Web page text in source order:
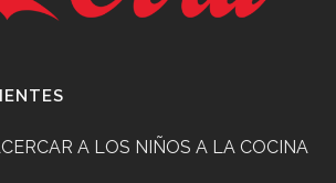
A LOS NIÑOS A LA COCINA